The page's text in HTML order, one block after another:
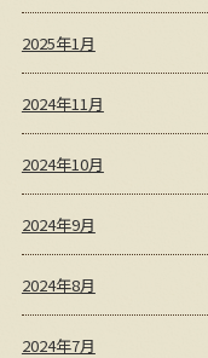
2025年1月
2024年11月
2024年10月
2024年9月
2024年8月
2024年7月